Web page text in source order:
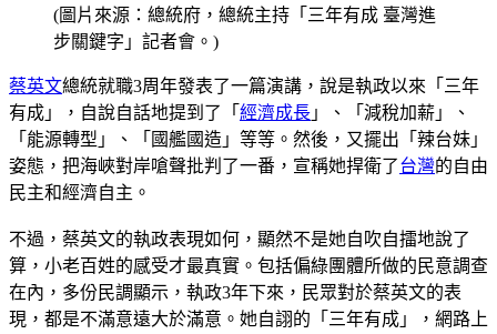
(圖片來源：總統府，總統主持「三年有成 臺灣進
步關鍵字」記者會。)
蔡英文總統就職3周年發表了一篇演講，說是執政以來「三年
有成」，自說自話地提到了「 經濟成長 」、「減稅加薪」、
「能源轉型」、「國艦國造」等等。然後，又擺出「辣台妹」
姿態，把海峽對岸嗆聲批判了一番，宣稱她捍衛了台灣的自由
民主和經濟自主。
不過，蔡英文的執政表現如何，顯然不是她自吹自擂地說了
算，小老百姓的感受才最真實。包括偏綠團體所做的民意調查
在內，多份民調顯示，執政3年下來，民眾對於蔡英文的表
現，都是不滿意遠大於滿意。她自詡的「三年有成」，網路上